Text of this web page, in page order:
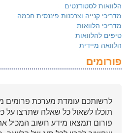
הלוואות לסטודנטים
מדריכי קנייה וצרכנות פיננסית חכמה
מדריכי הלוואות
טיפים להלוואות
הלוואה מיידית
פורומים
לרשותכם עומדת מערכת פרומים
תוכלו לשאול כל שאלה שתרצו על
פורום תמצאו מידע חשוב המכיל